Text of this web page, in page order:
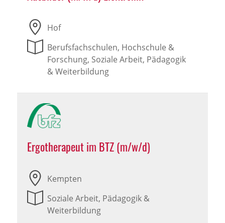
Hof
Berufsfachschulen, Hochschule &
Forschung, Soziale Arbeit, Pädagogik
& Weiterbildung
Ergotherapeut im BTZ (m/w/d)
Kempten
Soziale Arbeit, Pädagogik &
Weiterbildung